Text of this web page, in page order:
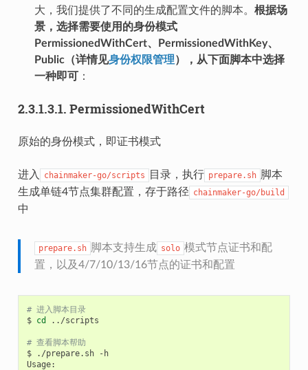
大，我们提供了不同的生成配置文件的脚本。 根据场
景，选择需要使用的身份模式
PermissionedWithCert、PermissionedWithKey、
Public（详情见身份权限管理），从下面脚本中选择
一种即可
：
2.3.1.3.1. PermissionedWithCert
原始的身份模式，即证书模式
进入 chainmaker-go/scripts 目录，执行 prepare.sh 脚本
生成单链4节点集群配置，存于路径 chainmaker-go/build
中
prepare.sh 脚本支持生成 solo 模式节点证书和配
置，以及4/7/10/13/16节点的证书和配置
# 进入脚本目录
$ cd ../scripts
# 查看脚本帮助
$
./prepare.sh
-h
Usage: